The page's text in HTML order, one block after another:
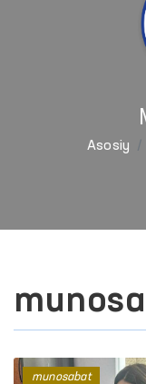
Asosiy
munosabat